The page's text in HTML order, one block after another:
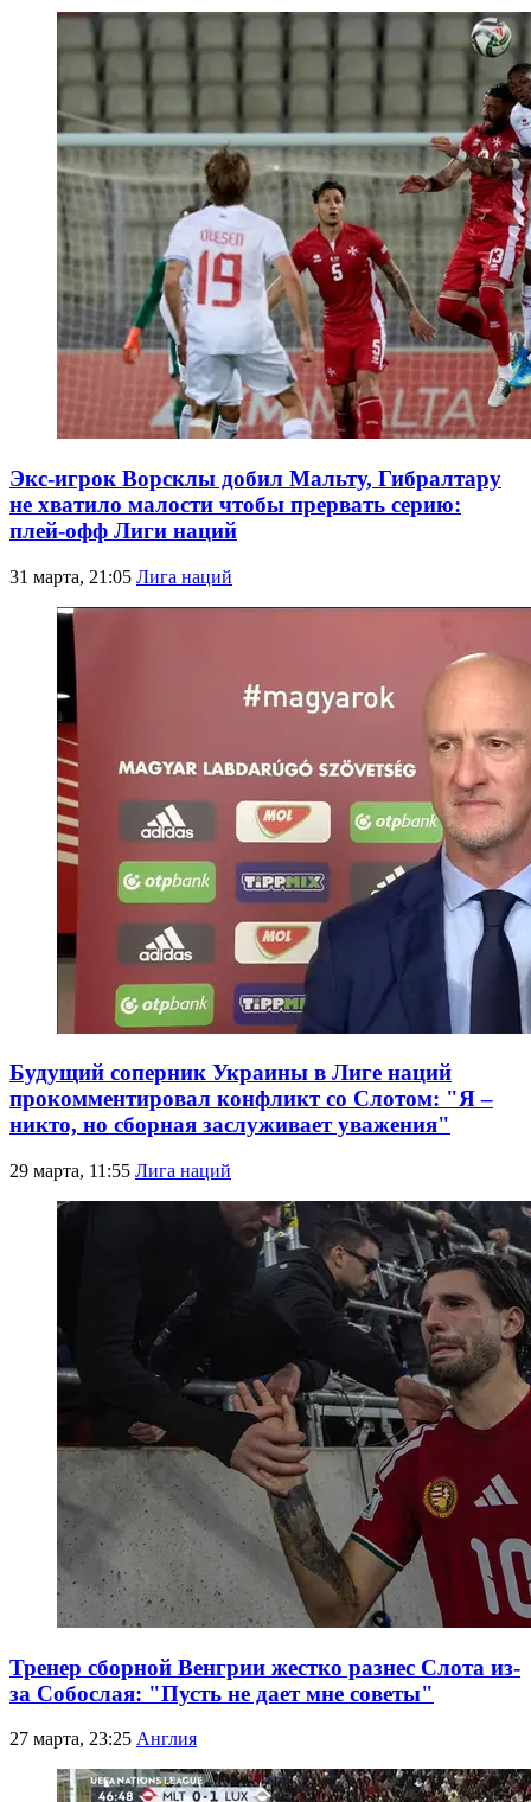
Экс-игрок Ворсклы добил Мальту, Гибралтару
не хватило малости чтобы прервать серию:
плей-офф Лиги наций
31 марта, 21:05 Лига наций
Будущий соперник Украины в Лиге наций
прокомментировал конфликт со Слотом: "Я –
никто, но сборная заслуживает уважения"
29 марта, 11:55 Лига наций
Тренер сборной Венгрии жестко разнес Слота из-
за Собослая: "Пусть не дает мне советы"
27 марта, 23:25 Англия